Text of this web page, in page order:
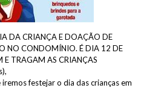
DA CRIANÇA E DOAÇÃO DE
NO CONDOMÍNIO. É DIA 12 DE
TRAGAM AS CRIANÇAS
festejar o dia das crianças em